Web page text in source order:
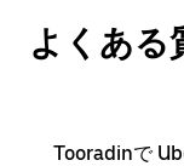
よくある
Tooradinで